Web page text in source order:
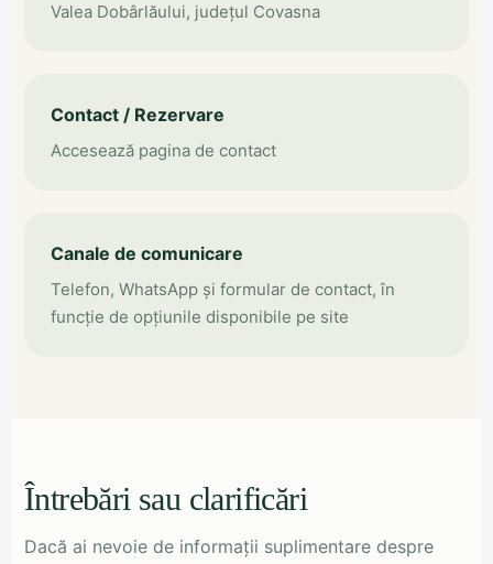
Valea Dobârlăului, județul Covasna
Contact / Rezervare
Accesează pagina de contact
Canale de comunicare
Telefon, WhatsApp și formular de contact, în
funcție de opțiunile disponibile pe site
Întrebări sau clarificări
Dacă ai nevoie de informații suplimentare despre